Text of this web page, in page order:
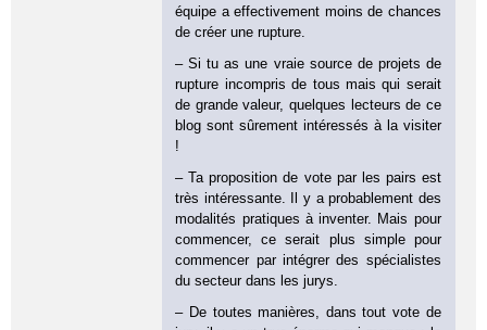
équipe a effectivement moins de chances
de créer une rupture.
– Si tu as une vraie source de projets de
rupture incompris de tous mais qui serait
de grande valeur, quelques lecteurs de ce
blog sont sûrement intéressés à la visiter
!
– Ta proposition de vote par les pairs est
très intéressante. Il y a probablement des
modalités pratiques à inventer. Mais pour
commencer, ce serait plus simple pour
commencer par intégrer des spécialistes
du secteur dans les jurys.
– De toutes manières, dans tout vote de